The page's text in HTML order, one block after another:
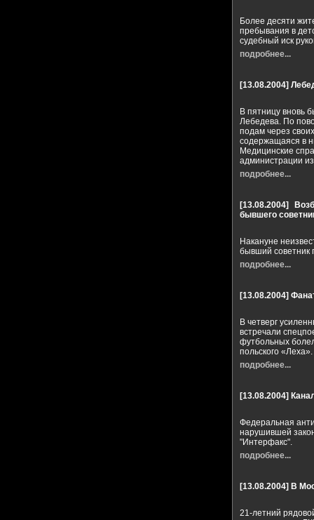
Более десяти
пребывания в
судебный иск
подробнее...
[13.08.2004]
В пятницу вновь
Лебедева. По
подам через
содержащаяся в
Медицинские
администрации
подробнее...
[13.08.2004]
бывшего
Накануне
бывший
подробнее...
[13.08.2004]
В четверг
встречали
футбольных
польского «Леха».
подробнее...
[13.08.2004]
Федеральная
нарушившей
"Интерфакс".
подробнее...
[13.08.2004] В
21-летний